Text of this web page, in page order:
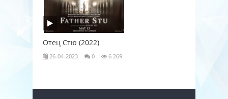
Отец Стю (2022)
26-04-2023 0 6 269